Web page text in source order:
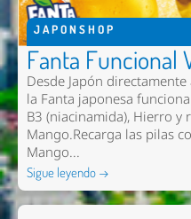
JAPONSHOP
Fanta Funcional
Desde Japón
la Fanta japonesa
B3 (niacinamida), Hierro y
Mango.Recarga las pilas
Mango...
Sigue leyendo →